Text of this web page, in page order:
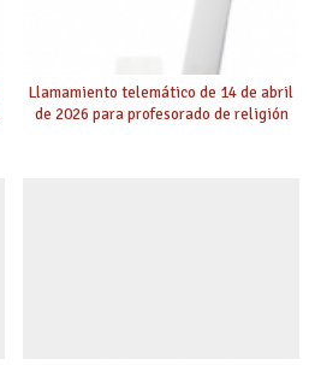
Llamamiento telemático de 14 de abril
de 2026 para profesorado de religión